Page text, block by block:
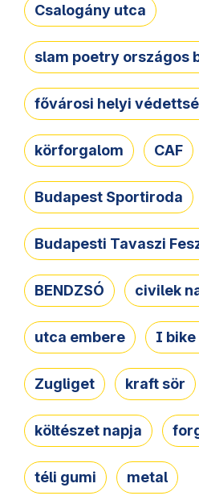
Csalogány utca
slam poetry országos
fővárosi helyi
körforgalom CAF
Budapest Sportiroda
Budapesti Tavaszi
BENDZSÓ civilek
utca embere I bike
Zugliget kraft sör
költészet napja
téli gumi metal